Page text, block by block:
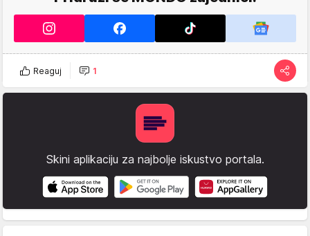
Reaguj 1
Skini aplikaciju za najbolje iskustvo portala.